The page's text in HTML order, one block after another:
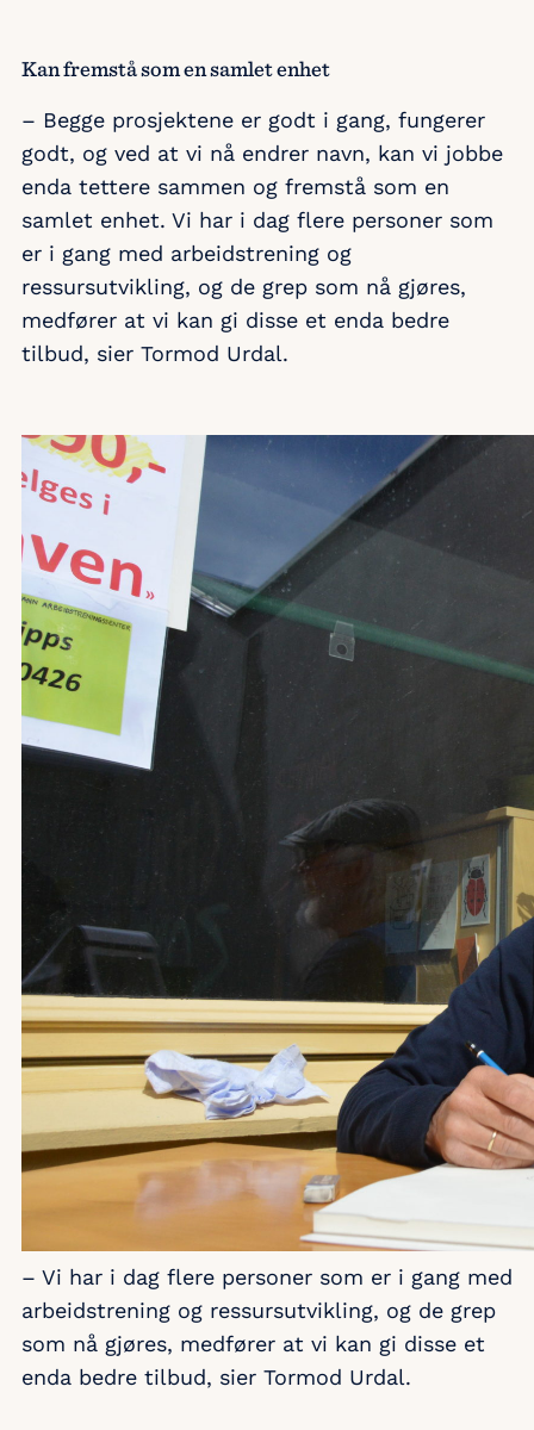
Kan fremstå som en samlet enhet
– Begge prosjektene er godt i gang, fungerer
godt, og ved at vi nå endrer navn, kan vi jobbe
enda tettere sammen og fremstå som en
samlet enhet. Vi har i dag flere personer som
er i gang med arbeidstrening og
ressursutvikling, og de grep som nå gjøres,
medfører at vi kan gi disse et enda bedre
tilbud, sier Tormod Urdal.
– Vi har i dag flere personer som er i gang med
arbeidstrening og ressursutvikling, og de grep
som nå gjøres, medfører at vi kan gi disse et
enda bedre tilbud, sier Tormod Urdal.